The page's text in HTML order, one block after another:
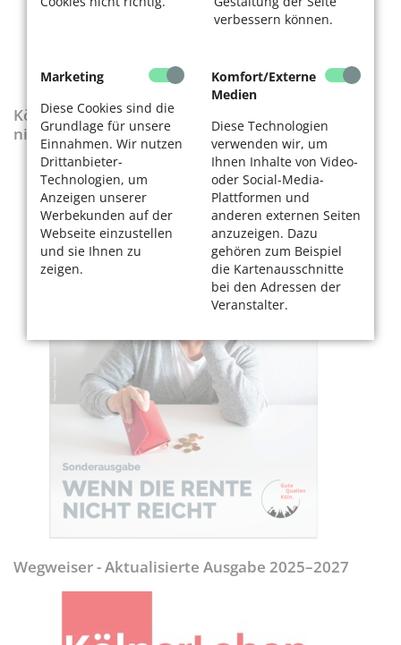
verbessern können.
Marketing
Diese Cookies sind die
Grundlage für unsere
Einnahmen. Wir nutzen
Drittanbieter-
Technologien, um
Anzeigen unserer
Werbekunden auf der
Webseite einzustellen
und sie Ihnen zu
zeigen.
Komfort/Externe
Medien
Diese Technologien
verwenden wir, um
Ihnen Inhalte von Video-
oder Social-Media-
Plattformen und
anderen externen Seiten
anzuzeigen. Dazu
gehören zum Beispiel
die Kartenausschnitte
bei den Adressen der
Veranstalter.
KölnerLeben-Sonderausgabe „Wenn die Rente
nicht reicht“
Wegweiser - Aktualisierte Ausgabe 2025–2027